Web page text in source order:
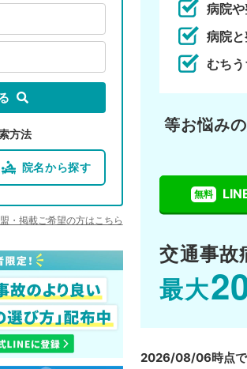
方法
院名から探す
・掲載ご希望の方はこちら
病院
病院
むち
等お悩み
無料
交通事故
最大
2026/08/06時点で